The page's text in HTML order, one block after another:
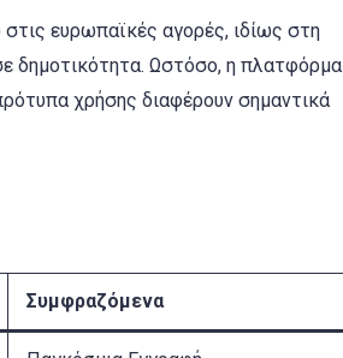
ευρωπαϊκές αγορές, ιδίως στη
δημοτικότητα. Ωστόσο, η πλατφόρμα
χρήσης διαφέρουν σημαντικά
Συμφραζόμενα